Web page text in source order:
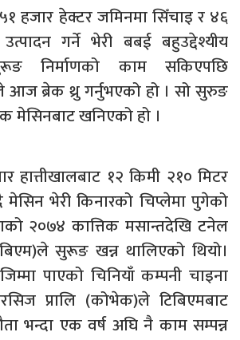
हजार हेक्टर जमिनमा सिँचाइ र ४६
गर्ने भेरी बबई बहुउद्देश्यीय
निर्माणको काम सकिएपछि
आज ब्रेक थ्रु गर्नुभएको हो । सो सुरुङ
मेसिनबाट खनिएको हो ।
हात्तीखालबाट १२ किमी २१० मिटर
मेसिन भेरी किनारको चिप्लेमा पुगेको
२०७४ कात्तिक मसान्तदेखि टनेल
सुरूङ खन्न थालिएको थियो।
पाएको चिनियाँ कम्पनी चाइना
प्रालि (कोभेक)ले टिबिएमबाट
भन्दा एक वर्ष अघि नै काम सम्पन्न